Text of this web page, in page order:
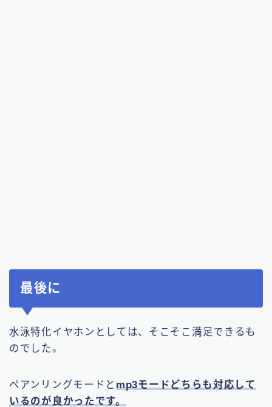
最後に
水泳特化イヤホンとしては、そこそこ満足できるも
のでした。
ペアンリングモードと mp3モードどちらも対応して
いるのが良かったです。